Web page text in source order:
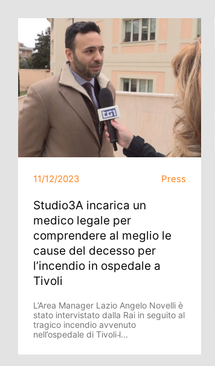
11/12/2023 Press
Studio3A incarica un
medico legale per
comprendere al meglio le
cause del decesso per
l’incendio in ospedale a
Tivoli
L’Area Manager Lazio Angelo Novelli è
stato intervistato dalla Rai in seguito al
tragico incendio avvenuto
nell’ospedale di Tivoli l̵...